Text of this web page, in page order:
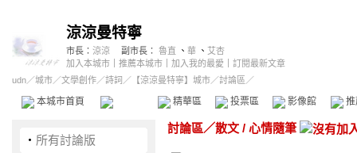
涼涼曼特寧
市長： 涼涼 副市長： 魯直 、 華 、 艾杏
加入本城市
推薦本城市 加入我的最愛
訂閱最新文章
udn／城市／文學創作／詩詞 ／ 【涼涼曼特寧】城市／討論區／
本城市首頁 精華區 投票區 影像館
‧ 所有討論版
討論區／散文 / 心情隨筆